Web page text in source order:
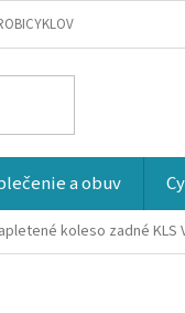
a obuv
koleso zadné KLS